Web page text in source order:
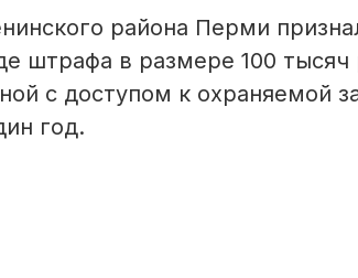
района Перми
штрафа в размере 100
с доступом к охраняемой
год.